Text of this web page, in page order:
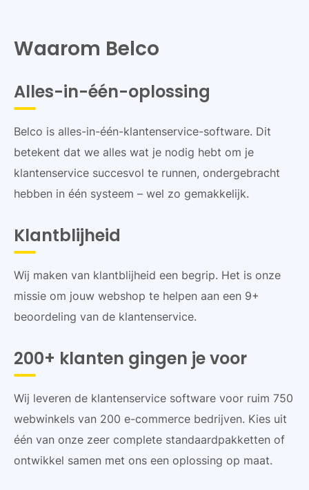
Waarom Belco
Alles-in-één-oplossing
Belco is alles-in-één-klantenservice-software. Dit
betekent dat we alles wat je nodig hebt om je
klantenservice succesvol te runnen, ondergebracht
hebben in één systeem – wel zo gemakkelijk.
Klantblijheid
Wij maken van klantblijheid een begrip. Het is onze
missie om jouw webshop te helpen aan een 9+
beoordeling van de klantenservice.
200+ klanten gingen je voor
Wij leveren de klantenservice software voor ruim 750
webwinkels van 200 e-commerce bedrijven. Kies uit
één van onze zeer complete standaardpakketten of
ontwikkel samen met ons een oplossing op maat.